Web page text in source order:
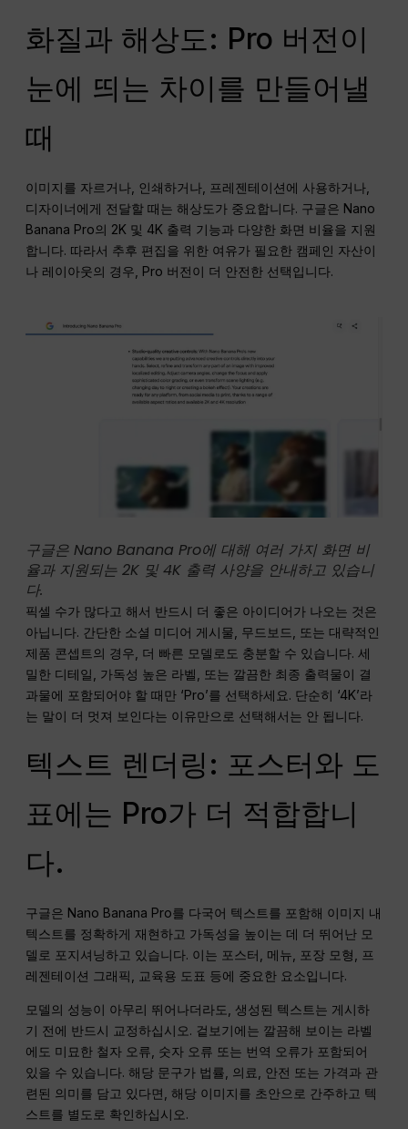
화질과 해상도: Pro 버전이
눈에 띄는 차이를 만들어낼
때
이미지를 자르거나, 인쇄하거나, 프레젠테이션에 사용하거나,
디자이너에게 전달할 때는 해상도가 중요합니다. 구글은 Nano
Banana Pro의 2K 및 4K 출력 기능과 다양한 화면 비율을 지원
합니다. 따라서 추후 편집을 위한 여유가 필요한 캠페인 자산이
나 레이아웃의 경우, Pro 버전이 더 안전한 선택입니다.
구글은 Nano Banana Pro에 대해 여러 가지 화면 비
율과 지원되는 2K 및 4K 출력 사양을 안내하고 있습니
다.
픽셀 수가 많다고 해서 반드시 더 좋은 아이디어가 나오는 것은
아닙니다. 간단한 소셜 미디어 게시물, 무드보드, 또는 대략적인
제품 콘셉트의 경우, 더 빠른 모델로도 충분할 수 있습니다. 세
밀한 디테일, 가독성 높은 라벨, 또는 깔끔한 최종 출력물이 결
과물에 포함되어야 할 때만 ‘Pro’를 선택하세요. 단순히 ‘4K’라
는 말이 더 멋져 보인다는 이유만으로 선택해서는 안 됩니다.
텍스트 렌더링: 포스터와 도
표에는 Pro가 더 적합합니
다.
구글은 Nano Banana Pro를 다국어 텍스트를 포함해 이미지 내
텍스트를 정확하게 재현하고 가독성을 높이는 데 더 뛰어난 모
델로 포지셔닝하고 있습니다. 이는 포스터, 메뉴, 포장 모형, 프
레젠테이션 그래픽, 교육용 도표 등에 중요한 요소입니다.
모델의 성능이 아무리 뛰어나더라도, 생성된 텍스트는 게시하
기 전에 반드시 교정하십시오. 겉보기에는 깔끔해 보이는 라벨
에도 미묘한 철자 오류, 숫자 오류 또는 번역 오류가 포함되어
있을 수 있습니다. 해당 문구가 법률, 의료, 안전 또는 가격과 관
련된 의미를 담고 있다면, 해당 이미지를 초안으로 간주하고 텍
스트를 별도로 확인하십시오.